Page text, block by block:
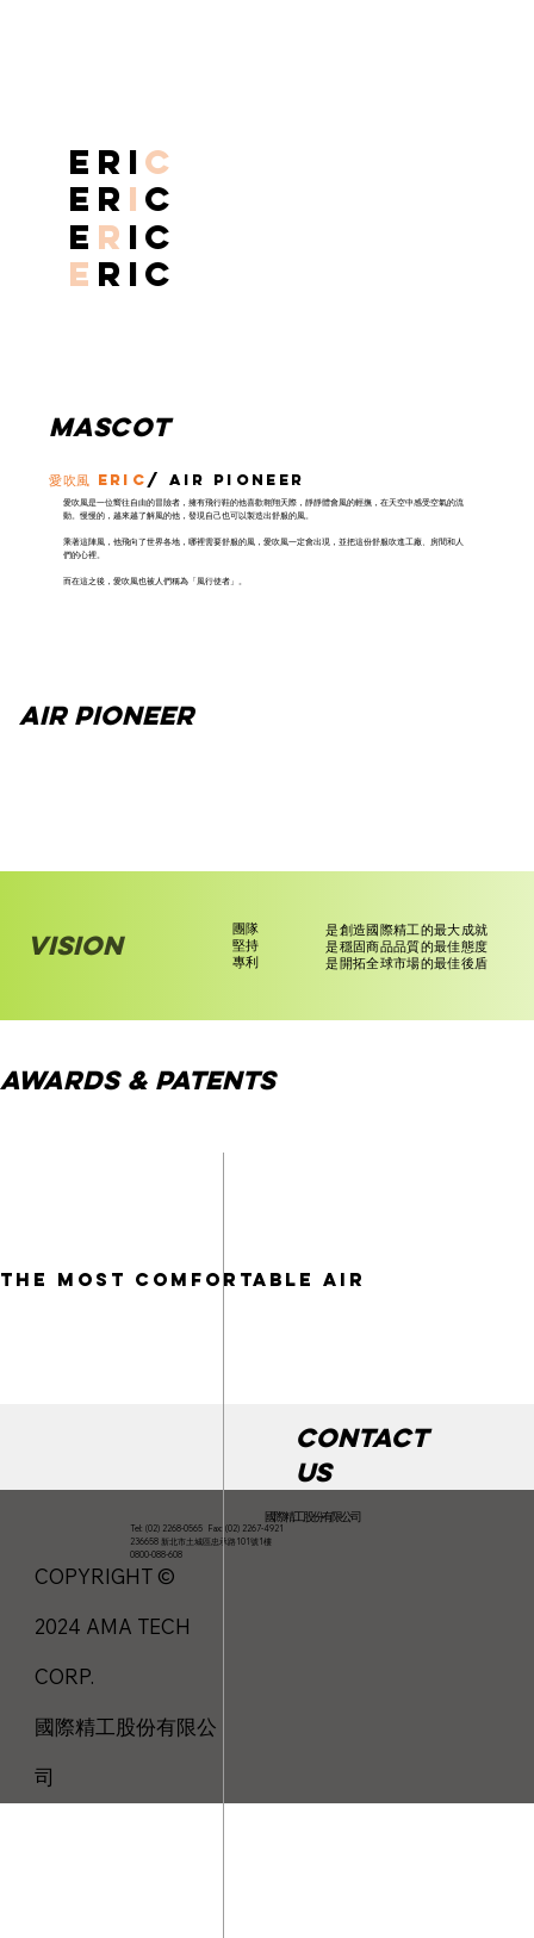
Contact
us
ERIC
ER I C
E R IC
E RIC
mascot
愛吹風 ERIC / AIR PIONEER
愛吹風是一位嚮往自由的冒險者，擁有飛行鞋的他喜歡翱翔天際，靜靜體會風的輕撫，在天空中感受空氣的流
動。慢慢的，越來越了解風的他，發現自己也可以製造出舒服的風。
乘著這陣風，他飛向了世界各地，哪裡需要舒服的風，愛吹風一定會出現，並把這份舒服吹進工廠、房間和人
們的心裡。
而在這之後，愛吹風也被人們稱為「風行使者」。
AIR PIONEER
Awards & Patents
vision
團隊
堅持
專利
是創造國際精工的最大成就
是穩固商品品質的最佳態度
是開拓全球市場的最佳後盾
The most comfortable air
COPYRIGHT ©
2024 AMA TECH
CORP.
國際精工股份有限公
司
國際精工股份有限公司
Tel: (02) 2268-0565 Fax: (02) 2267-4921
236658 新北市土城區忠承路101號1樓
0800-088-608